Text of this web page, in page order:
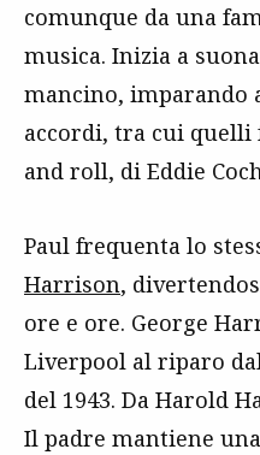
comunque da una
musica. Inizia a
mancino, imparando
accordi, tra cui
and roll, di Eddie
Paul frequenta lo
Harrison,
ore e ore. George
Liverpool al riparo
del 1943. Da Harold
Il padre mantiene